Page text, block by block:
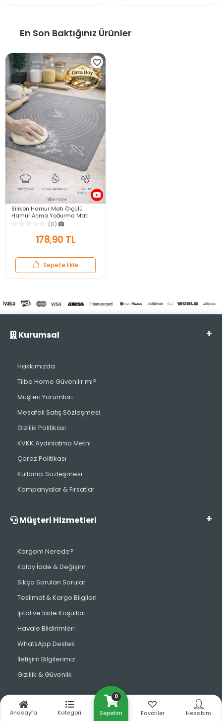
En Son Baktığınız Ürünler
Silikon Hamur Matı Ölçülü
Hamur Açma Yoğurma Matı
Orta Boy Gri 50 x 40 cm
(0)
178,90 TL
Sepete Ekle
0
Sepetim
Anasayfa Kategori Favoriler Hesabım
Kurumsal
Hakkımızda
Tilbe Home Güvenilir mi?
Müşteri Yorumları
Mesafeli Satış Sözleşmesi
Gizlilik Politikası
KVKK Aydınlatma Metni
Çerez Politikası
Kullanıcı Sözleşmesi
Kampanyalar & Fırsatlar
Müşteri Hizmetleri
Kargom Nerede?
Kolay İade & Değişim
Sıkça Sorulan Sorular
Teslimat & Kargo Bilgileri
İptal ve İade Koşulları
Havale Bildirimleri
WhatsApp Destek
İletişim Bilgilerimiz
Gizlilik & Güvenlik
Bize Ulaşın